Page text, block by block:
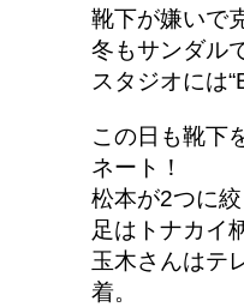
靴下が嫌いで
冬もサンダル
スタジオには
この日も靴下
ネート！
松本が2つに
足はトナカイ
玉木さんはテ
着。